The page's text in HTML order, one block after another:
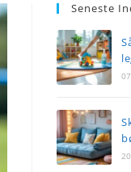
Seneste